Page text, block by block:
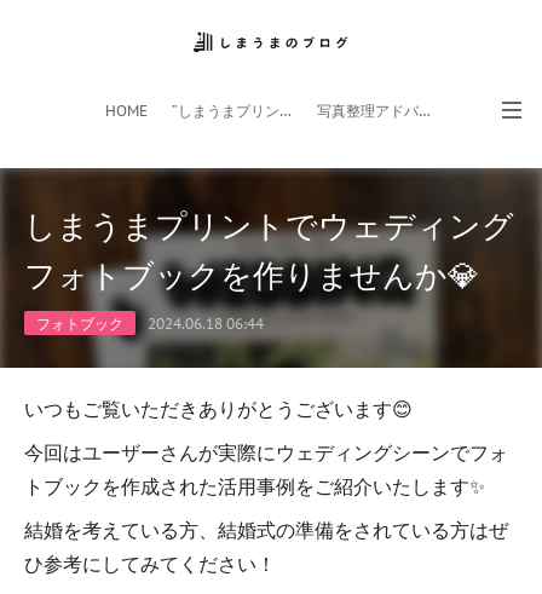
HOME ”しまうまプリント”サイト 写真整理アドバイザー
フォトライフ応援団 スマホアプリ
しまうまプリントでウェディング
フォトブックを作りませんか💎
フォトブック 2024.06.18 06:44
いつもご覧いただきありがとうございます😊
今回はユーザーさんが実際にウェディングシーンでフォ
トブックを作成された活用事例をご紹介いたします✨
結婚を考えている方、結婚式の準備をされている方はぜ
ひ参考にしてみてください！